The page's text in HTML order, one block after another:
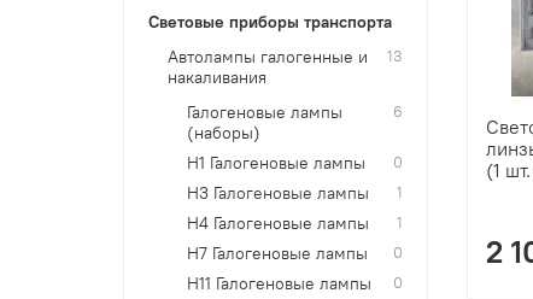
(1
2
Световые приборы транспорта
Автолампы галогенные и
накаливания
13
Галогеновые лампы
(наборы)
6
H1 Галогеновые лампы 0
H3 Галогеновые лампы 1
H4 Галогеновые лампы 1
H7 Галогеновые лампы 0
H11 Галогеновые лампы 0